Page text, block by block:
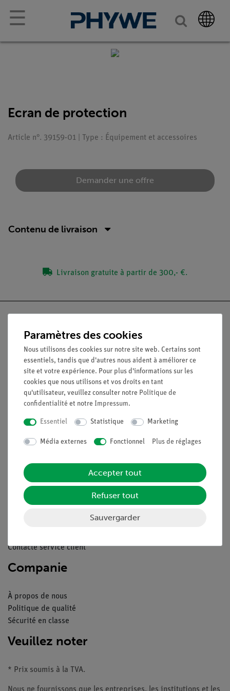
☰
Ecran de protection
Article n°. 39159-01 | Type : Équipement et accessoires
Demander une offre
Contenu de livraison
Livraison gratuite à partir de 300,- €.
Nach oben
Légal
Conditions générales de vente
Déclaration de confidentialité
Service
Aperçu du service
Contacte service client
Companie
À propos de nous
Politique de qualité
Sécurité en classe
Veuillez noter
* Prix soumis à la TVA.
Paramètres des cookies
Nous utilisons des cookies sur notre site web. Certains sont
essentiels, tandis que d'autres nous aident à améliorer ce
site et votre expérience. Pour plus d'informations sur les
cookies que nous utilisons et vos droits en tant
qu'utilisateur, veuillez consulter notre Politique de
confidentialité et notre Impressum.
Essentiel Statistique Marketing
Média externes Fonctionnel Plus de réglages
Accepter tout
Refuser tout
Sauvergarder